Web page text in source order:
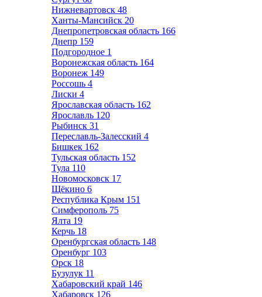
Нижневартовск 48
Ханты-Мансийск 20
Днепропетровская область 166
Днепр 159
Подгородное 1
Воронежская область 164
Воронеж 149
Россошь 4
Лиски 4
Ярославская область 162
Ярославль 120
Рыбинск 31
Переславль-Залесский 4
Бишкек 162
Тульская область 152
Тула 110
Новомосковск 17
Щёкино 6
Республика Крым 151
Симферополь 75
Ялта 19
Керчь 18
Оренбургская область 148
Оренбург 103
Орск 18
Бузулук 11
Хабаровский край 146
Хабаровск 126